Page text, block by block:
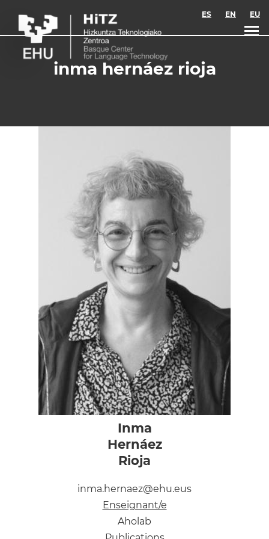
ES EN EU
inma hernáez rioja
Inma
Hernáez
Rioja
inma.hernaez@ehu.eus
Enseignant/e
Aholab